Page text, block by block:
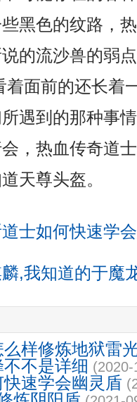
黑色的纹路，
的流沙兽的弱
着面前的还长着
遇到的那种事
，热血传奇道
天尊头盔。
士如何快速学
,我知道的于魔
样修炼地狱雷
不是详细
速学会幽灵盾